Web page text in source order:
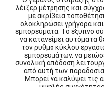
λέιζερ μέτρησης και
με ακρίβεια
ολοκληρώσει γρήγορα
εμπορεύματα. Το έξυπνο
να κατανείμει αυτόματα
τον ρυθμό κύκλου
εμπορευμάτων, να
συνολική απόδοση
από αυτή των
Μπορεί να καλύψει τις